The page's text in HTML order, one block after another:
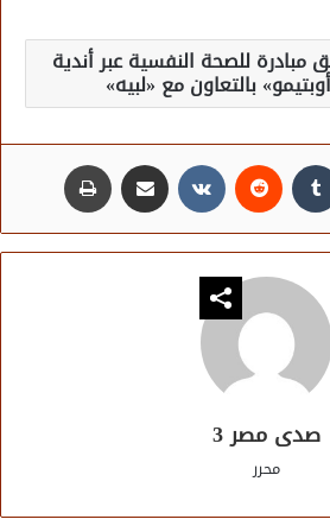
مبادرة للصحة النفسية عبر أندية
بالتعاون مع «لبيه»
مشاركة عبر البريد
صدى مصر 3
محرر